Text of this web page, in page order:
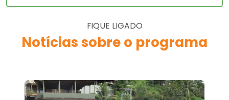
FIQUE LIGADO
Notícias sobre o programa